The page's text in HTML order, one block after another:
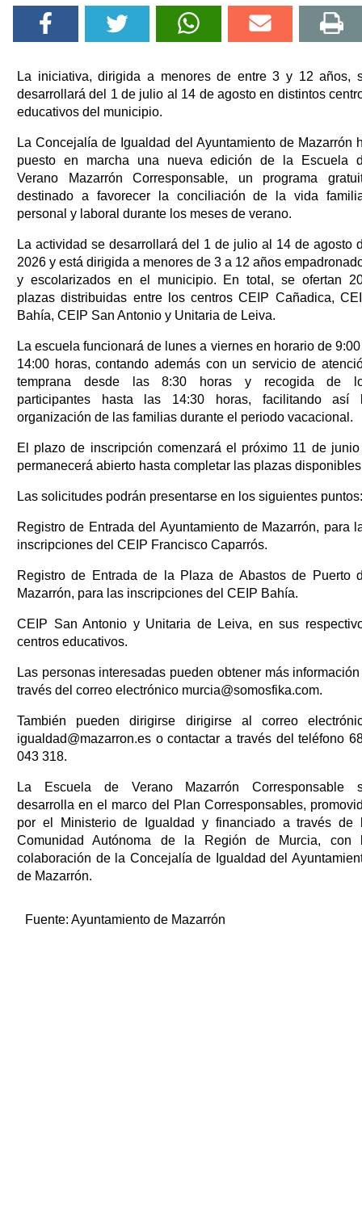
La iniciativa, dirigida a menores de entre 3 y 12 años,
desarrollará del 1 de julio al 14 de agosto en distintos
educativos del municipio.
La Concejalía de Igualdad del Ayuntamiento de Mazarrón
puesto en marcha una nueva edición de la Escuela
Verano Mazarrón Corresponsable, un programa
destinado a favorecer la conciliación de la vida
personal y laboral durante los meses de verano.
La actividad se desarrollará del 1 de julio al 14 de agosto
2026 y está dirigida a menores de 3 a 12 años
y escolarizados en el municipio. En total, se ofertan
plazas distribuidas entre los centros CEIP Cañadica,
Bahía, CEIP San Antonio y Unitaria de Leiva.
La escuela funcionará de lunes a viernes en horario de
14:00 horas, contando además con un servicio de
temprana desde las 8:30 horas y recogida de
participantes hasta las 14:30 horas, facilitando así
organización de las familias durante el periodo vacacional.
El plazo de inscripción comenzará el próximo 11 de
permanecerá abierto hasta completar las plazas
Las solicitudes podrán presentarse en los siguientes puntos:
Registro de Entrada del Ayuntamiento de Mazarrón, para
inscripciones del CEIP Francisco Caparrós.
Registro de Entrada de la Plaza de Abastos de Puerto
Mazarrón, para las inscripciones del CEIP Bahía.
CEIP San Antonio y Unitaria de Leiva, en sus
centros educativos.
Las personas interesadas pueden obtener más
través del correo electrónico murcia@somosfika.com.
También pueden dirigirse dirigirse al correo
igualdad@mazarron.es o contactar a través del teléfono
043 318.
La Escuela de Verano Mazarrón Corresponsable
desarrolla en el marco del Plan Corresponsables,
por el Ministerio de Igualdad y financiado a través de
Comunidad Autónoma de la Región de Murcia, con
colaboración de la Concejalía de Igualdad del
de Mazarrón.
Fuente: Ayuntamiento de Mazarrón